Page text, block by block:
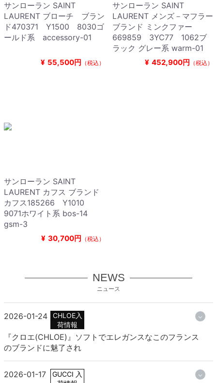
サンローラン SAINT
LAURENT ブローチ ブラン
ド470371 Y1500 8030ゴ
ールド系 accessory-01
¥ 55,500円 （税込）
サンローラン SAINT
LAURENT メンズ－マフラー
ブランド ミンクファー
669859 3YC77 1062ブ
ラック グレー系 warm-01
¥ 452,900円 （税込）
サンローラン SAINT
LAURENT カフス ブランド
カフス185266 Y1010
9071ホワイト系 bos-14
gsm-3
¥ 30,700円 （税込）
NEWS
ニュース
2026-01-24
CHLOE入
荷情報
『クロエ(CHLOE)』ソフトでエレガンスなこのフランス
のブランドに魅了され
2026-01-17
GUCCI 入